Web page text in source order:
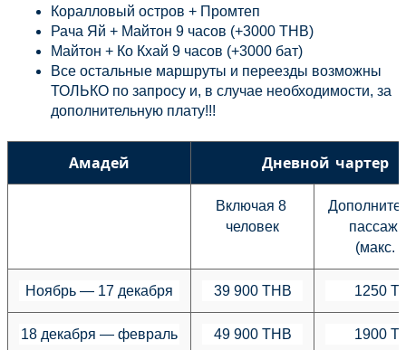
Коралловый остров + Промтеп
Рача Яй + Майтон 9 часов (+3000 THB)
Майтон + Ко Кхай 9 часов (+3000 бат)
Все остальные маршруты и переезды возможны
ТОЛЬКО по запросу и, в случае необходимости, за
дополнительную плату!!!
Амадей Дневной чартер
Включая 8
человек
(макс.
Ноябрь — 17 декабря 39 900 THB 1250
18 декабря — февраль 49 900 THB 1900